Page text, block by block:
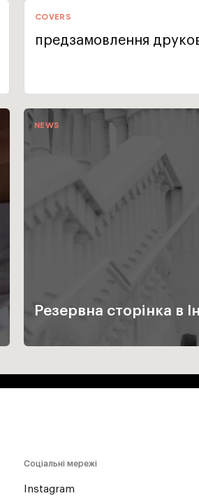
COVERS
предзамовлення
NEWS
Резервна сторінка в
Соціальні мережі
Instagram